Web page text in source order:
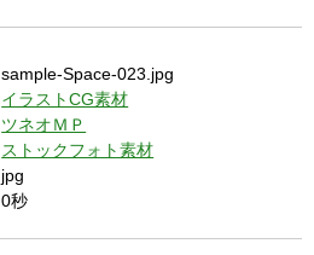
sample-Space-023.jpg
イラストCG素材
ツネオＭＰ
ストックフォト素材
jpg
0秒